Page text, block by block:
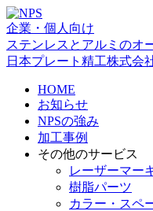
企業・個人向け
ステンレスとアルミのオ
日本プレート精工株式会
HOME
お知らせ
NPSの強み
加工事例
その他のサービス
レーザーマー
樹脂パーツ
カラー・スペ